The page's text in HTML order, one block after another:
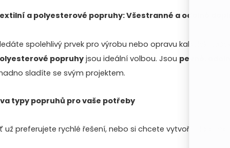
a polyesterové popruhy: Všestranné a odolné
spolehlivý prvek pro výrobu nebo opravu kabelek,
popruhyjsou ideální volbou. Jsou pevné,
sladíte se svým projektem.
typy popruhů pro vaše potřeby
už preferujete rychlé řešení, nebo si chcete vytvořit doplněk